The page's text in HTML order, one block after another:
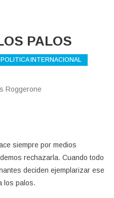
PALOS
POLITICA INTERNACIONAL
Roggerone
siempre por medios
rechazarla. Cuando todo
deciden ejemplarizar ese
los palos.